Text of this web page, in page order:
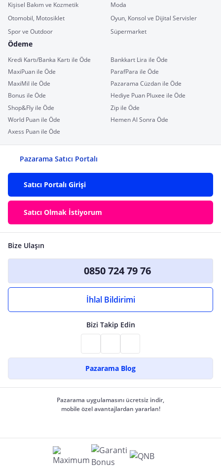
Kişisel Bakım ve Kozmetik
Moda
Otomobil, Motosiklet
Oyun, Konsol ve Dijital Servisler
Spor ve Outdoor
Süpermarket
Ödeme
Kredi Kartı/Banka Kartı ile Öde
Bankkart Lira ile Öde
MaxiPuan ile Öde
ParafPara ile Öde
MaxiMil ile Öde
Pazarama Cüzdan ile Öde
Bonus ile Öde
Hediye Puan Pluxee ile Öde
Shop&Fly ile Öde
Zip ile Öde
World Puan ile Öde
Hemen Al Sonra Öde
Axess Puan ile Öde
Pazarama Satıcı Portalı
Satıcı Portalı Girişi
Satıcı Olmak İstiyorum
Bize Ulaşın
0850 724 79 76
İhlal Bildirimi
Bizi Takip Edin
Pazarama Blog
Pazarama uygulamasını ücretsiz indir,
mobile özel avantajlardan yararlan!